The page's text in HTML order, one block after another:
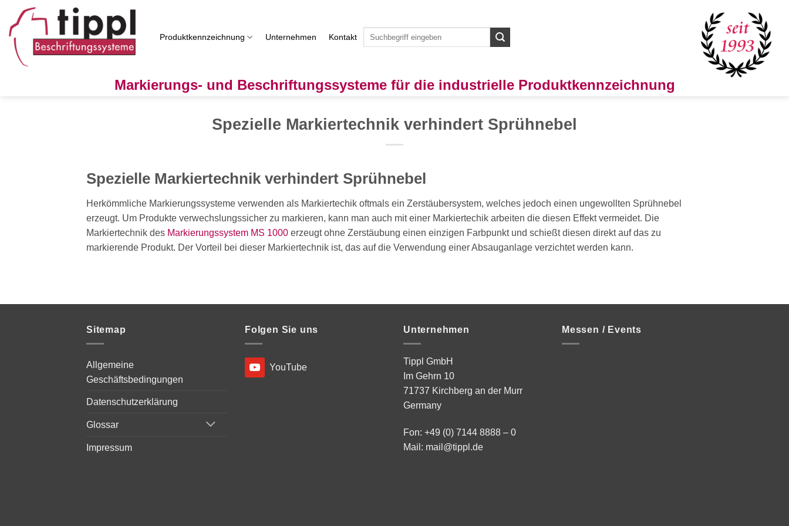
Inhalt
springen
Produktkennzeichnung Unternehmen Kontakt
Markierungs- und Beschriftungssysteme für die industrielle Produktkennzeichnung
Spezielle Markiertechnik verhindert Sprühnebel
Spezielle Markiertechnik verhindert Sprühnebel
Herkömmliche Markierungssysteme verwenden als Markiertechik oftmals ein Zerstäubersystem, welches jedoch einen ungewollten Sprühnebel
erzeugt. Um Produkte verwechslungssicher zu markieren, kann man auch mit einer Markiertechik arbeiten die diesen Effekt vermeidet. Die
Markiertechnik des Markierungssystem MS 1000 erzeugt ohne Zerstäubung einen einzigen Farbpunkt und schießt diesen direkt auf das zu
markierende Produkt. Der Vorteil bei dieser Markiertechnik ist, das auf die Verwendung einer Absauganlage verzichtet werden kann.
Sitemap
Allgemeine
Geschäftsbedingungen
Datenschutzerklärung
Glossar
Impressum
Folgen Sie uns
YouTube
Unternehmen
Tippl GmbH
Im Gehrn 10
71737 Kirchberg an der Murr
Germany
Fon: +49 (0) 7144 8888 – 0
Mail: mail@tippl.de
Messen / Events